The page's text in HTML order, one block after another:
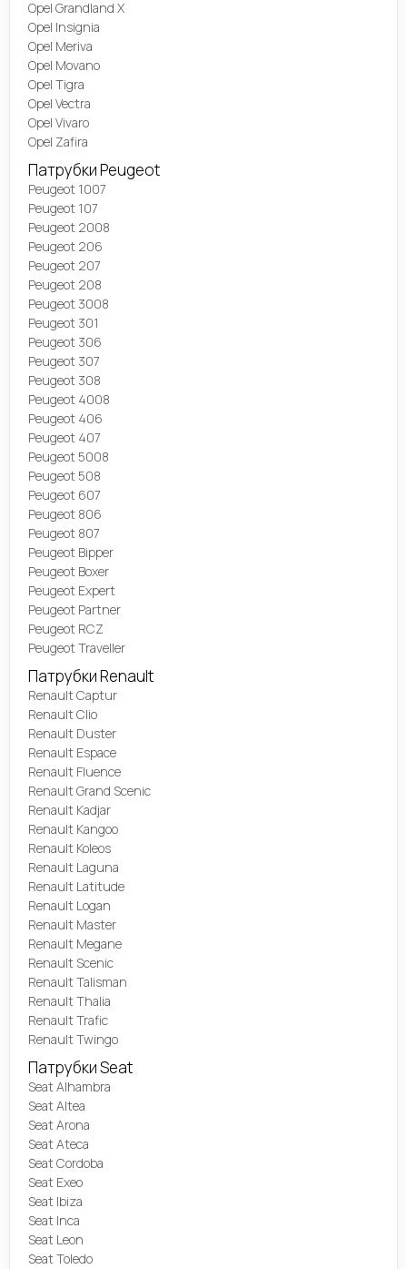
Opel Grandland X
Opel Insignia
Opel Meriva
Opel Movano
Opel Tigra
Opel Vectra
Opel Vivaro
Opel Zafira
Патрубки Peugeot
Peugeot 1007
Peugeot 107
Peugeot 2008
Peugeot 206
Peugeot 207
Peugeot 208
Peugeot 3008
Peugeot 301
Peugeot 306
Peugeot 307
Peugeot 308
Peugeot 4008
Peugeot 406
Peugeot 407
Peugeot 5008
Peugeot 508
Peugeot 607
Peugeot 806
Peugeot 807
Peugeot Bipper
Peugeot Boxer
Peugeot Expert
Peugeot Partner
Peugeot RCZ
Peugeot Traveller
Патрубки Renault
Renault Captur
Renault Clio
Renault Duster
Renault Espace
Renault Fluence
Renault Grand Scenic
Renault Kadjar
Renault Kangoo
Renault Koleos
Renault Laguna
Renault Latitude
Renault Logan
Renault Master
Renault Megane
Renault Scenic
Renault Talisman
Renault Thalia
Renault Trafic
Renault Twingo
Патрубки Seat
Seat Alhambra
Seat Altea
Seat Arona
Seat Ateca
Seat Cordoba
Seat Exeo
Seat Ibiza
Seat Inca
Seat Leon
Seat Toledo